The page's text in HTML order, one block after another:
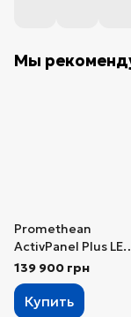
Мы
Promethean
ActivPanel Plus LE
75″ OPS-M
139 900 грн
Купить